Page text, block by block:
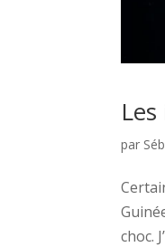
par
choc.